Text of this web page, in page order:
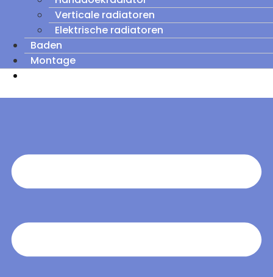
Verticale radiatoren
Elektrische radiatoren
Baden
Montage